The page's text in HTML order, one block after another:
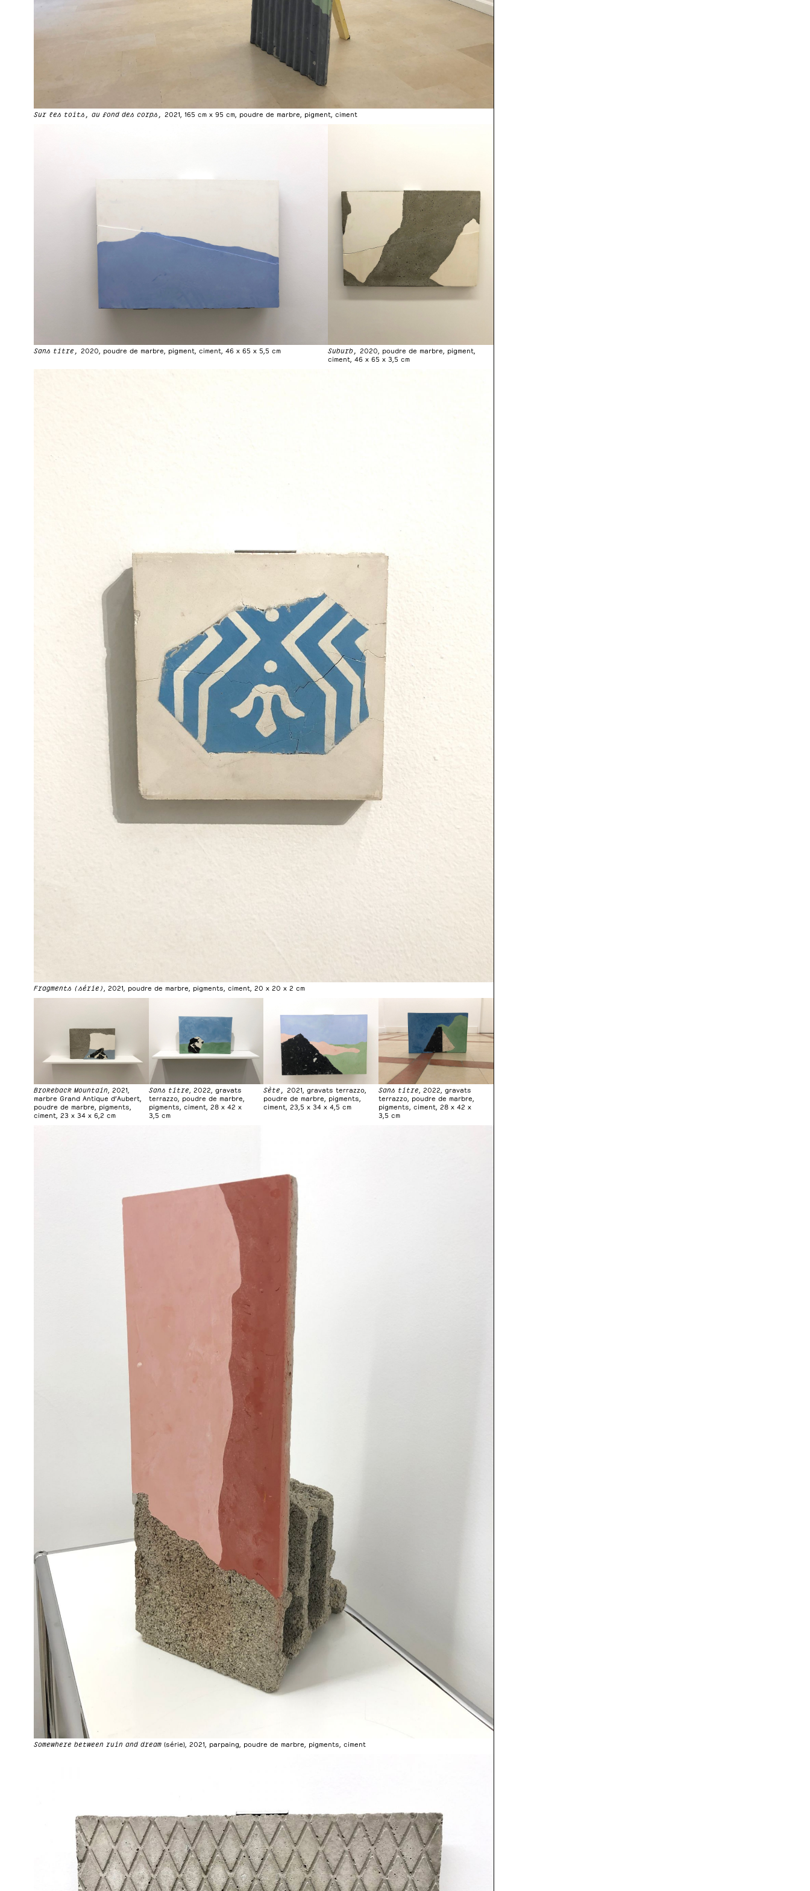
Sur les toits, au fond des corps, 2021, 165 cm x 95 cm, poudre de marbre, pigment, ciment
Sans titre, 2020, poudre de marbre, pigment, ciment, 46 x 65 x 5,5 cm Suburb,2020, poudre de marbre, pigment,
ciment, 46 x 65 x 3,5 cm
Fragments (série) , 2021, poudre de marbre, pigments, ciment, 20 x 20 x 2 cm
Brokeback Mountain, 2021,
marbre Grand Antique d’Aubert,
poudre de marbre, pigments,
ciment, 23 x 34 x 6,2 cm
Sans titre, 2022, gravats
terrazzo, poudre de marbre,
pigments, ciment, 28 x 42 x
3,5 cm
Sète,2021, gravats terrazzo,
poudre de marbre, pigments,
ciment, 23,5 x 34 x 4,5 cm
Sans titre, 2022, gravats
terrazzo, poudre de marbre,
pigments, ciment, 28 x 42 x
3,5 cm
Somewhere between ruin and dream (série), 2021, parpaing, poudre de marbre, pigments, ciment